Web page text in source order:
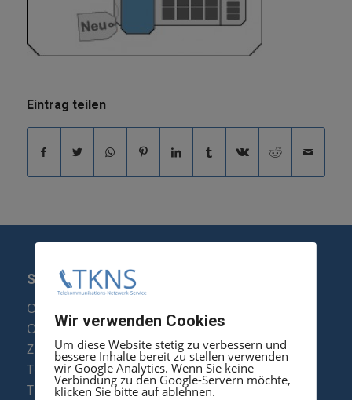
Eintrag teilen
SERVICE
Optipoint Display Reparatur
Octophon F Display Reparatur
Zubehör & Ersatzteile
Telefonanlagen Optimierung
Telefonanlagen Erweiterung
Wir verwenden Cookies
Um diese Website stetig zu verbessern und
bessere Inhalte bereit zu stellen verwenden
wir Google Analytics. Wenn Sie keine
Verbindung zu den Google-Servern möchte,
klicken Sie bitte auf ablehnen.